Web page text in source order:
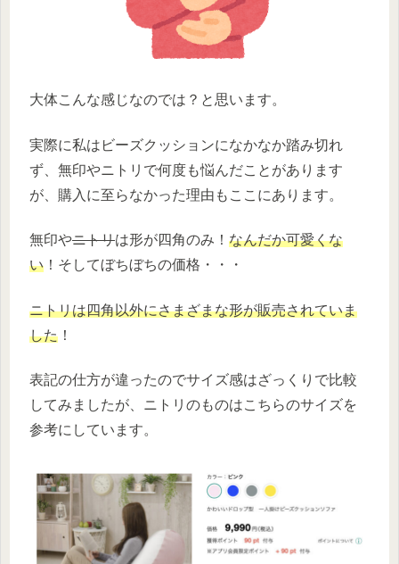
大体こんな感じなのでは？と思います。
実際に私はビーズクッションになかなか踏み切れ
ず、無印やニトリで何度も悩んだことがあります
が、購入に至らなかった理由もここにあります。
無印やニトリは形が四角のみ！ なんだか可愛くな
い ！そしてぼちぼちの価格・・・
ニトリは四角以外にさまざまな形が販売されていま
した ！
表記の仕方が違ったのでサイズ感はざっくりで比較
してみましたが、ニトリのものはこちらのサイズを
参考にしています。